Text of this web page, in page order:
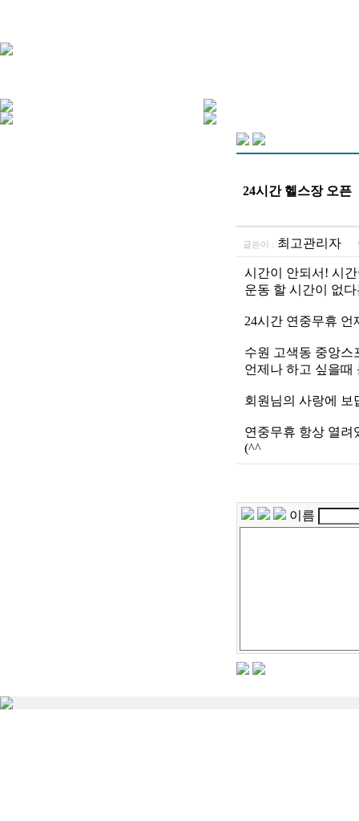
24시간 헬스장 오픈
글쓴이 : 최고관리자
시간이 안되서! 시
운동 할 시간이 없
24시간 연중무휴 언
수원 고색동 중앙스
언제나 하고 싶을때
회원님의 사랑에 보
연중무휴 항상 열려
(^^
이름